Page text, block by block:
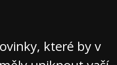
které by v